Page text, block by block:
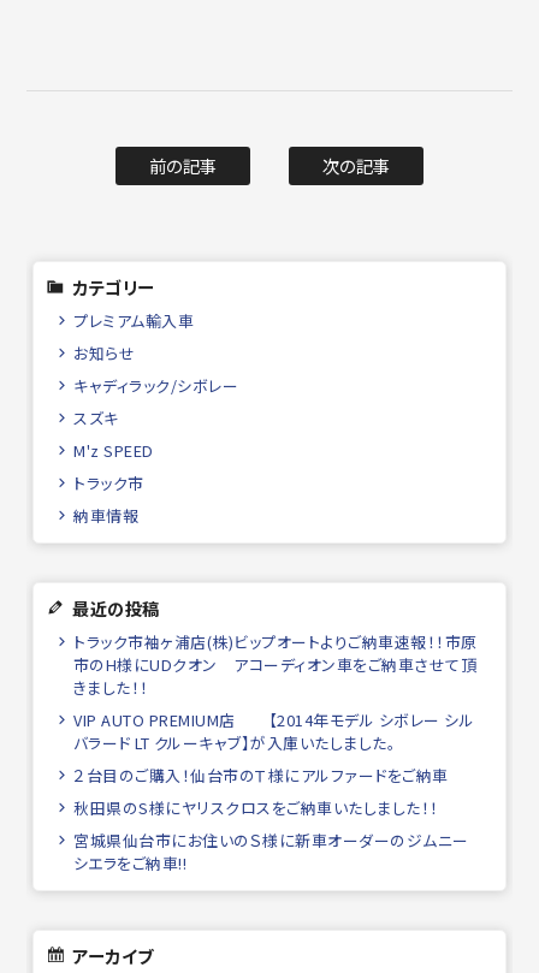
前の記事 次の記事
カテゴリー
プレミアム輸入車
お知らせ
キャディラック/シボレー
スズキ
M'z SPEED
トラック市
納車情報
最近の投稿
トラック市袖ヶ浦店(株)ビップオートよりご納車速報！！市原
市のH様にUDクオン アコーディオン車をご納車させて頂
きました！！
VIP AUTO PREMIUM店 【2014年モデル シボレー シル
バラード LT クルーキャブ】が入庫いたしました。
２台目のご購入！仙台市のＴ様にアルファードをご納車
秋田県のS様にヤリスクロスをご納車いたしました！！
宮城県仙台市にお住いのＳ様に新車オーダーのジムニー
シエラをご納車!!
アーカイブ